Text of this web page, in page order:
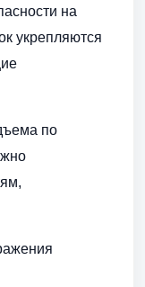
на
укрепляются
по